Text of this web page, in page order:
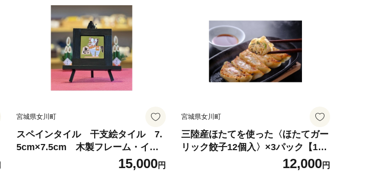
宮城県女川町
スペインタイル 干支絵タイル 7.
5cm×7.5cm 木製フレーム・イー
ゼル付き＜午＞【1705132】15,000円
宮城県女川町
三陸産ほたてを使った〈ほたてガー
リック餃子12個入〉×3パック【170
12,000円